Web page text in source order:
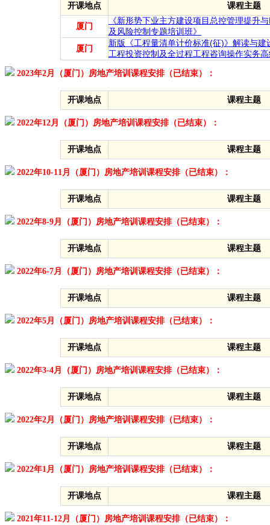
开课地点 课程主题
厦门
《新形势下业主方建设项目总控管理提升
及风险控制专题培训班》
厦门
新版《工程量清单计价标准(征)》解读与
工程投资控制及全过程工程咨询操作实务
2023年2月（厦门）房地产培训课程安排（已结束）：
开课地点 课程主题
2022年12月（厦门）房地产培训课程安排（已结束）：
开课地点 课程主题
2022年10-11月（厦门）房地产培训课程安排（已结束）：
开课地点 课程主题
2022年8-9月（厦门）房地产培训课程安排（已结束）：
开课地点 课程主题
2022年6-7月（厦门）房地产培训课程安排（已结束）：
开课地点 课程主题
2022年5月（厦门）房地产培训课程安排（已结束）：
开课地点 课程主题
2022年3-4月（厦门）房地产培训课程安排（已结束）：
开课地点 课程主题
2022年2月（厦门）房地产培训课程安排（已结束）：
开课地点 课程主题
2022年1月（厦门）房地产培训课程安排（已结束）：
开课地点 课程主题
2021年11-12月（厦门）房地产培训课程安排（已结束）：